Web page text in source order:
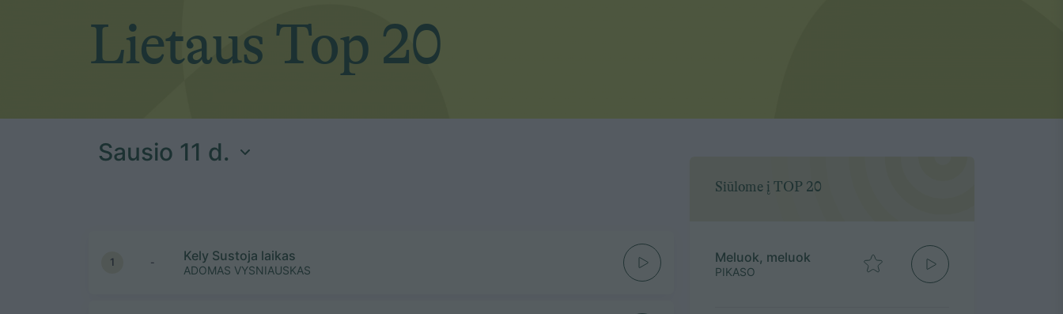
Lietaus Top 20
Sausio 11 d.
1 - Kely Sustoja laikas
ADOMAS VYSNIAUSKAS
Siūlome į TOP 20
Meluok, meluok
PIKASO